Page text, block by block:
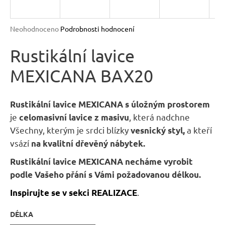
Průměrné
produktu
je
0,0
z
hvězdiček.
Neohodnoceno Podrobnosti hodnocení
Rustikální lavice
MEXICANA BAX20
Rustikální lavice MEXICANAs úložným prostorem
je celomasivní lavice z masivu , která nadchne
Všechny, kterým je srdci blízkyvesnický styl,a kteří
vsází na kvalitní dřevěný nábytek.
Rustikální lavice MEXICANA necháme vyrobit
podle Vašeho přání s Vámi požadovanou délkou.
Inspirujte se v sekci REALIZACE
DÉLKA
a
í
t
?
HLEDAT
D
o
o